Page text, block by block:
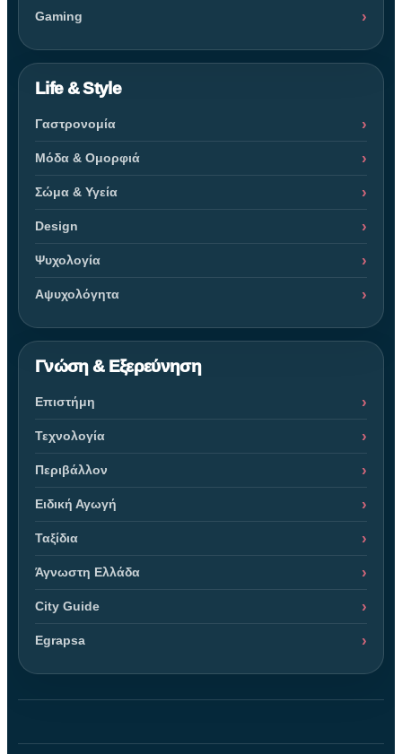
Gaming
Life & Style
Γαστρονομία
Μόδα & Ομορφιά
Σώμα & Υγεία
Design
Ψυχολογία
Αψυχολόγητα
Γνώση & Εξερεύνηση
Επιστήμη
Τεχνολογία
Περιβάλλον
Ειδική Αγωγή
Ταξίδια
Άγνωστη Ελλάδα
City Guide
Egrapsa